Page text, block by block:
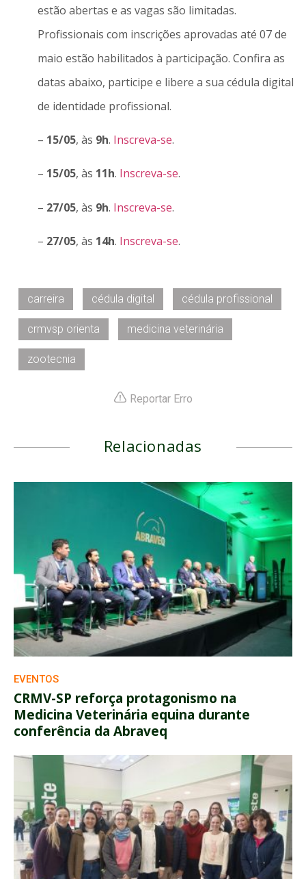
estão abertas e as vagas são limitadas.
Profissionais com inscrições aprovadas até 07 de
maio estão habilitados à participação. Confira as
datas abaixo, participe e libere a sua cédula digital
de identidade profissional.
– 15/05, às 9h. Inscreva-se.
– 15/05, às 11h. Inscreva-se.
– 27/05, às 9h. Inscreva-se.
– 27/05, às 14h. Inscreva-se.
carreira cédula digital cédula profissional
crmvsp orienta medicina veterinária
zootecnia
Reportar Erro
Relacionadas
EVENTOS
CRMV-SP reforça protagonismo na
Medicina Veterinária equina durante
conferência da Abraveq